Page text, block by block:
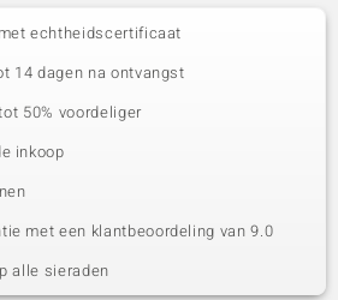
echtheidscertificaat
14 dagen na ontvangst
50% voordeliger
inkoop
met een klantbeoordeling van 9.0
alle sieraden